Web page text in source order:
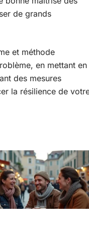
de grands
et méthode
en mettant en
des mesures
la résilience de